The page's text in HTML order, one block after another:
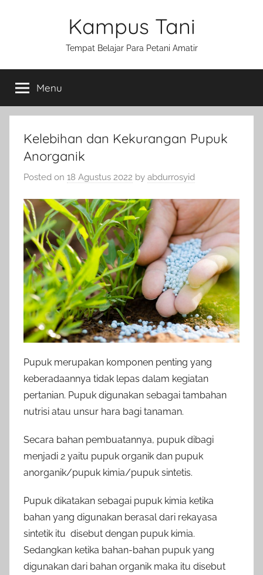
Kampus Tani
Tempat Belajar Para Petani Amatir
Menu
Kelebihan dan Kekurangan Pupuk
Anorganik
Posted on 18 Agustus 2022 by abdurrosyid
Pupuk merupakan komponen penting yang
keberadaannya tidak lepas dalam kegiatan
pertanian. Pupuk digunakan sebagai tambahan
nutrisi atau unsur hara bagi tanaman.
Secara bahan pembuatannya, pupuk dibagi
menjadi 2 yaitu pupuk organik dan pupuk
anorganik/pupuk kimia/pupuk sintetis.
Pupuk dikatakan sebagai pupuk kimia ketika
bahan yang digunakan berasal dari rekayasa
sintetik itu disebut dengan pupuk kimia.
Sedangkan ketika bahan-bahan pupuk yang
digunakan dari bahan organik maka itu disebut